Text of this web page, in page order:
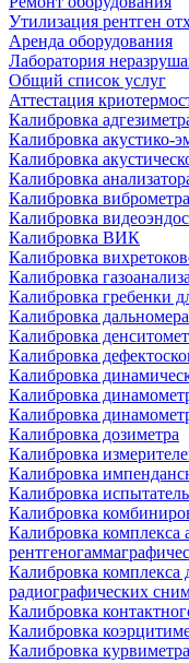
Утилизация рентген
Аренда оборудования
Лаборатория
Общий список услуг
Аттестация
Калибровка
Калибровка акустико-
Калибровка
Калибровка
Калибровка виброметра
Калибровка
Калибровка ВИК
Калибровка
Калибровка
Калибровка гребенки
Калибровка дальномера
Калибровка
Калибровка
Калибровка
Калибровка
Калибровка
Калибровка дозиметра
Калибровка
Калибровка
Калибровка
Калибровка
Калибровка комплекса
Калибровка комплекса
радиографических
Калибровка
Калибровка
Калибровка